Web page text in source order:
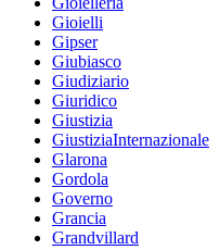
Gioielli
Gipser
Giubiasco
Giudiziario
Giuridico
Giustizia
GiustiziaInternazionale
Glarona
Gordola
Governo
Grancia
Grandvillard